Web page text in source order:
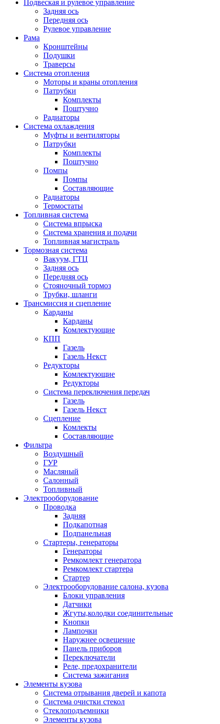
Подвеская и рулевое управление
Задняя ось
Передняя ось
Рулевое управление
Рама
Кронштейны
Подушки
Траверсы
Система отопления
Моторы и краны отопления
Патрубки
Комплекты
Поштучно
Радиаторы
Система охлаждения
Муфты и вентиляторы
Патрубки
Комплекты
Поштучно
Помпы
Помпы
Составляющие
Радиаторы
Термостаты
Топливная система
Система впрыска
Система хранения и подачи
Топливная магистраль
Тормозная система
Вакуум, ГТЦ
Задняя ось
Передняя ось
Стояночный тормоз
Трубки, шланги
Трансмиссия и сцепление
Карданы
Карданы
Комлектующие
КПП
Газель
Газель Некст
Редукторы
Комлектующие
Редукторы
Система переключения передач
Газель
Газель Некст
Сцепление
Комлекты
Составляющие
Фильтра
Воздушный
ГУР
Масляный
Салонный
Топливный
Электрооборудование
Проводка
Задняя
Подкапотная
Подпанельная
Стартеры, генераторы
Генераторы
Ремкомлект генератора
Ремкомлект стартера
Стартер
Электрооборудование салона, кузова
Блоки управления
Датчики
Жгуты,колодки соединительные
Кнопки
Лампочки
Наружнее освещение
Панель приборов
Переключатели
Реле, предохранители
Система зажигания
Элементы кузова
Система отрывания дверей и капота
Система очистки стекол
Стеклоподъемники
Элементы кузова